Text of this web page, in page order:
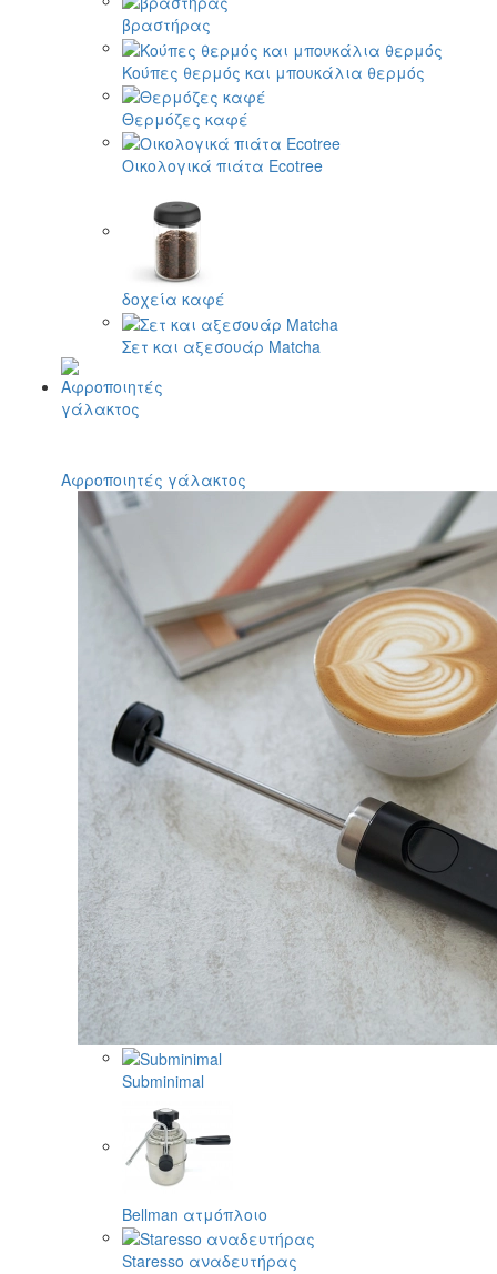
βραστήρας
Κούπες θερμός και μπουκάλια θερμός
Θερμόζες καφέ
Οικολογικά πιάτα Ecotree
δοχεία καφέ
Σετ και αξεσουάρ Matcha
Αφροποιητές γάλακτος
Subminimal
Bellman ατμόπλοιο
Staresso αναδευτήρας